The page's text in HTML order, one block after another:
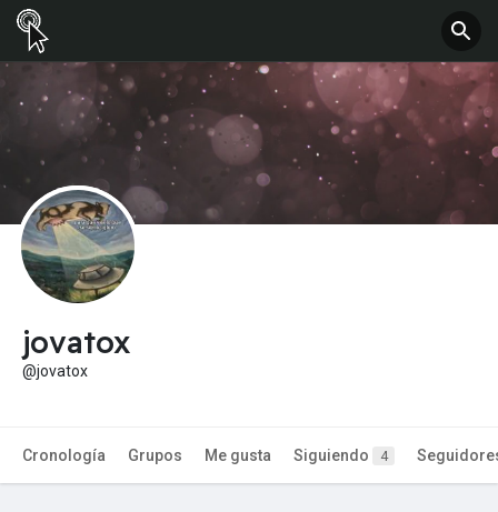
jovatox
@jovatox
Cronología Grupos Me gusta Siguiendo 4